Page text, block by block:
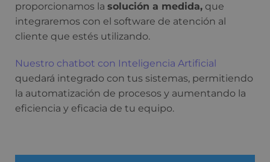
proporcionamos la solución a medida, que
integraremos con el software de atención al
cliente que estés utilizando.
Nuestro chatbot con Inteligencia Artificial
quedará integrado con tus sistemas, permitiendo
la automatización de procesos y aumentando la
eficiencia y eficacia de tu equipo.